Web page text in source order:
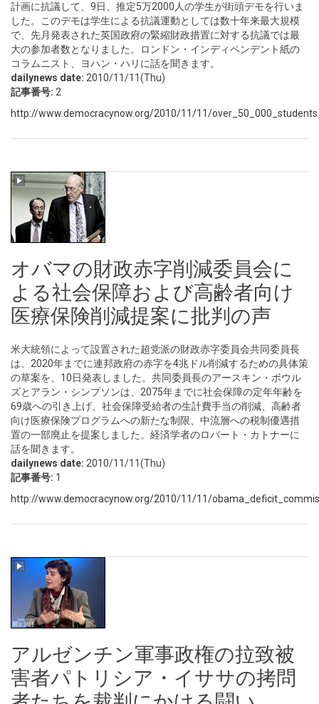
計画に抗議して、9日、推定5万2000人の学生が街頭デモを行いま
した。このデモは学生による抗議運動としては数十年来最大規模
で、先月発表された英国政府の緊縮財政措置に対する抗議では最
大の参加者数となりました。ロンドン・インディペンデント紙の
コラムニスト、ヨハン・ハリに話を聞きます。
dailynews date: 2010/11/11(Thu)
記事番号: 2
http://www.democracynow.org/2010/11/11/
オバマの財政赤字削減委員会に
よる社会保障および高齢者向け
医療保険削減提案に批判の声
米大統領によって設置された超党派の財政赤字委員会共同委員長
は、2020年までに連邦政府の赤字を4兆ドル削減するための具体策
の草案を、10日発表しました。共同委員長のアースキン・ボウル
ズとアラン・シンプソンは、2075年までに社会保障の定年年齢を
69歳への引き上げ、社会保障受給者の生計費手当の削減、高齢者
向け医療保険プログラムへの新たな制限、中流層への税制優遇措
置の一部廃止を提案しました。経済学者のロバート・カトナーに
話を聞きます。
dailynews date: 2010/11/11(Thu)
記事番号: 1
http://www.democracynow.org/2010/11/11/
アルゼンチン軍事政権の拉致被
害者パトリシア・イササの拷問